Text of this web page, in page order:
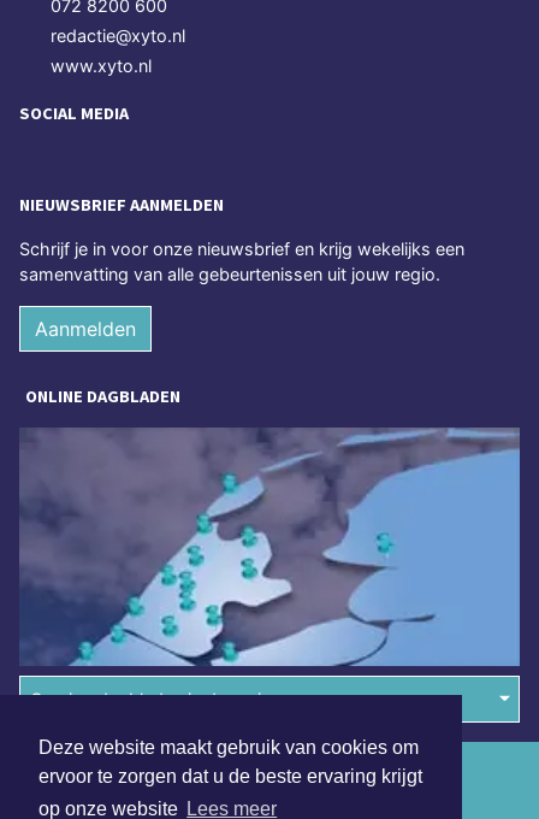
Deze website maakt gebruik van cookies om
ervoor te zorgen dat u de beste ervaring krijgt
op onze website Lees meer
072 8200 600
redactie@xyto.nl
www.xyto.nl
SOCIAL MEDIA
NIEUWSBRIEF AANMELDEN
Schrijf je in voor onze nieuwsbrief en krijg wekelijks een
samenvatting van alle gebeurtenissen uit jouw regio.
Aanmelden
ONLINE DAGBLADEN
Overige dagbladen in de regio
Algemene voorwaarden
Disclaimer